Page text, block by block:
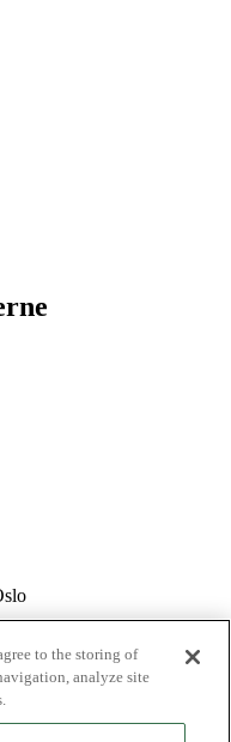
to the storing of
analyze site